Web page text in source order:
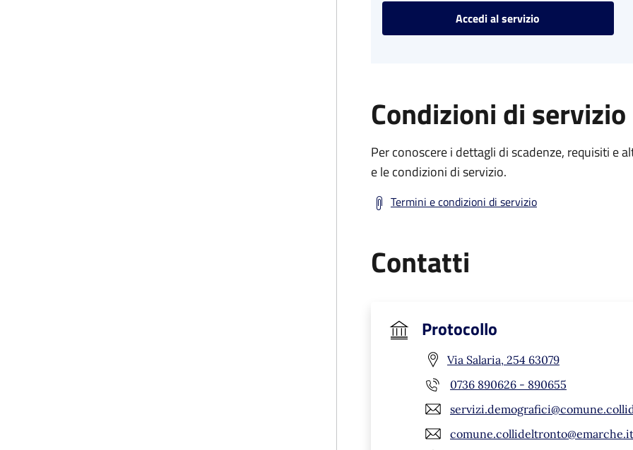
Accedi al servizio
Condizioni di servizio
Per conoscere i dettagli di scadenze, requisiti e
e le condizioni di servizio.
Termini e condizioni di servizio
Contatti
Protocollo
Via Salaria, 254 63079
0736 890626 - 890655
comune.collideltronto@emarche.it